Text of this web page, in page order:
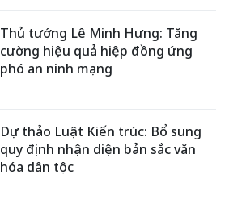
Thủ tướng Lê Minh Hưng: Tăng
cường hiệu quả hiệp đồng ứng
phó an ninh mạng
Dự thảo Luật Kiến trúc: Bổ sung
quy định nhận diện bản sắc văn
hóa dân tộc